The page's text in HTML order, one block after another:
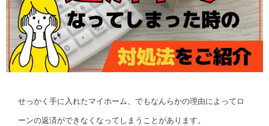
せっかく手に入れたマイホーム、でもなんらかの理由によってロ
ーンの返済ができなくなってしまうことがあります。